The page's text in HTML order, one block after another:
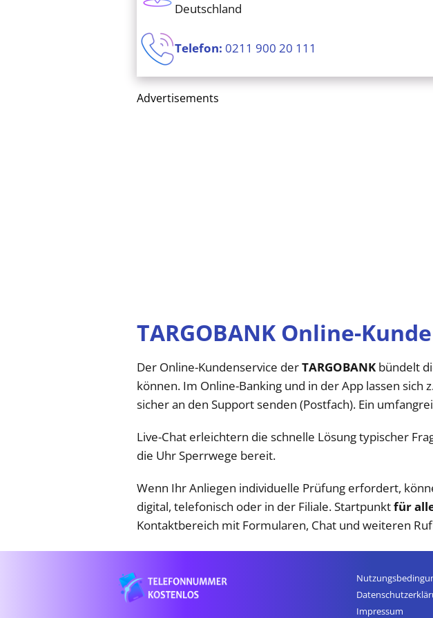
Deutschland
Telefon: 0211 900 20 111
Advertisements
TARGOBANK Online-
Der Online-Kundenservice derTARGOBANK bündelt
können. Im Online-Banking und in der App lassen
sicher an den Support senden (Postfach). Ein
Live-Chat erleichtern die schnelle Lösung typischer
die Uhr Sperrwege bereit.
Wenn Ihr Anliegen individuelle Prüfung erfordert,
digital, telefonisch oder in der Filiale. Startpunktfür
Kontaktbereich mit Formularen, Chat und weiteren
Impressum